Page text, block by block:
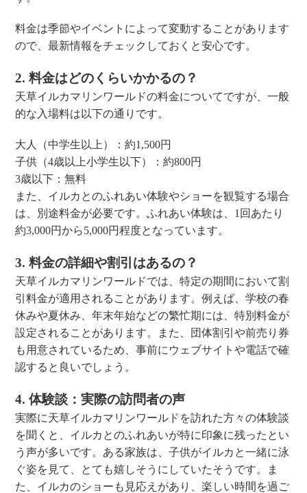
料金は季節やイベントによって変動することがあります
ので、最新情報をチェックしておくと安心です。
2. 料金はどのくらいかかるの？
天草イルカマリンワールドの料金についてですが、一般
的な入場料は以下の通りです。
大人（中学生以上）：約1,500円
子供（4歳以上小学生以下）：約800円
3歳以下：無料
また、イルカとのふれあい体験やショーを観覧する場合
は、別途料金が必要です。ふれあい体験は、1回あたり
約3,000円から5,000円程度となっています。
3. 料金の詳細や割引はあるの？
天草イルカマリンワールドでは、特定の期間において割
引料金が適用されることがあります。例えば、学校の春
休みや夏休み、年末年始などの繁忙期には、特別料金が
設定されることがあります。また、団体割引や前売り券
も用意されているため、事前にウェブサイトや電話で確
認すると良いでしょう。
4. 体験談：実際の訪問者の声
実際に天草イルカマリンワールドを訪れた方々の体験談
を聞くと、イルカとのふれあいが特に印象に残ったとい
う声が多いです。ある家族は、子供がイルカと一緒に泳
ぐ姿を見て、とても嬉しそうにしていたそうです。ま
た、イルカのショーも見応えがあり、楽しい時間を過ご